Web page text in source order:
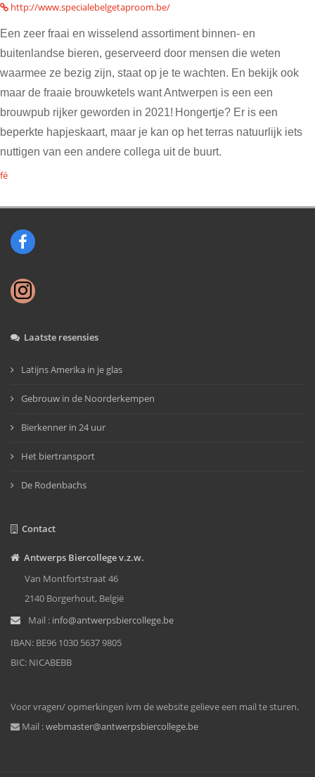
http://www.specialebelgetaproom.be/
Een zeer fraai en wisselend assortiment binnen- en
buitenlandse bieren, geserveerd door mensen die weten
waarmee ze bezig zijn, staat op je te wachten. En bekijk ook
maar de fraaie brouwketels want Antwerpen is een een
brouwpub rijker geworden in 2021! Hongertje? Er is een
beperkte hapjeskaart, maar je kan op het terras natuurlijk iets
nuttigen van een andere collega uit de buurt.
Laatste resensies
Latijns Amerika in je glas
Gebrouw in de Noorderkempen
Bierkenner in 24 uur
Het biertransport
De Rodenbachs
Contact
Antwerps Biercollege v.z.w.
Van Montfortstraat 46
2140 Borgerhout, België
Mail : info@antwerpsbiercollege.be
IBAN: BE96 1030 5637 9805
BIC: NICABEBB
Voor vragen/ opmerkingen ivm de website gelieve een mail te sturen.
Mail :webmaster@antwerpsbiercollege.be